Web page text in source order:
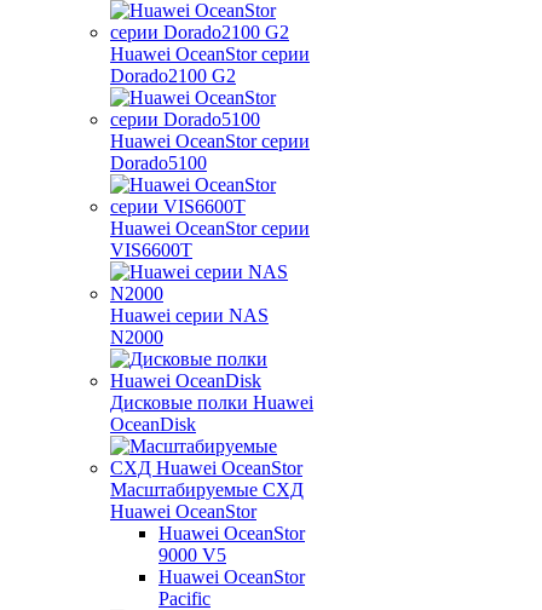
Huawei OceanStor серии
Dorado2100 G2
Huawei OceanStor серии
Dorado5100
Huawei OceanStor серии
VIS6600T
Huawei серии NAS
N2000
Дисковые полки Huawei
OceanDisk
Масштабируемые СХД
Huawei OceanStor
Huawei OceanStor
9000 V5
Huawei OceanStor
Pacific